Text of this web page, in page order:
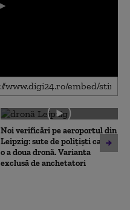
Noi verificări pe aeroportul din
Leipzig: sute de polițiști caută
o a doua dronă. Varianta
exclusă de anchetatori